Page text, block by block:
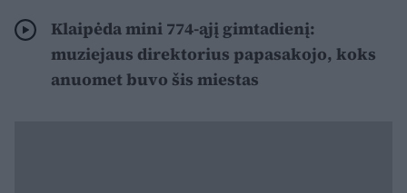
Klaipėda mini 774-ąjį gimtadienį:
muziejaus direktorius papasakojo, koks
anuomet buvo šis miestas